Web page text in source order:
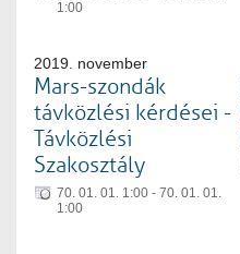
1:00
2019. november
Mars-szondák
távközlési kérdései -
Távközlési
Szakosztály
70. 01. 01. 1:00 - 70. 01. 01.
1:00